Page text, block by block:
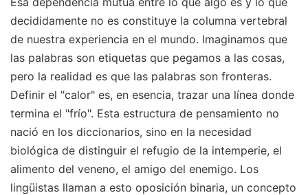
decididamente no es constituye la columna vertebral
de nuestra experiencia en el mundo. Imaginamos que
las palabras son etiquetas que pegamos a las cosas,
pero la realidad es que las palabras son fronteras.
Definir el "calor" es, en esencia, trazar una línea donde
termina el "frío". Esta estructura de pensamiento no
nació en los diccionarios, sino en la necesidad
biológica de distinguir el refugio de la intemperie, el
alimento del veneno, el amigo del enemigo. Los
lingüistas llaman a esto oposición binaria, un concepto